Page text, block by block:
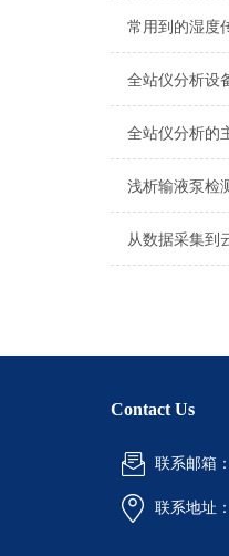
全站仪分析的
浅析输液泵检
Contact Us
联系邮箱
联系地址：